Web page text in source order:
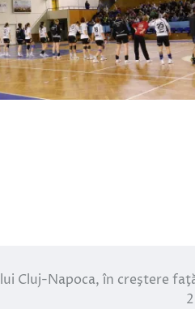
Cluj-Napoca, în creştere